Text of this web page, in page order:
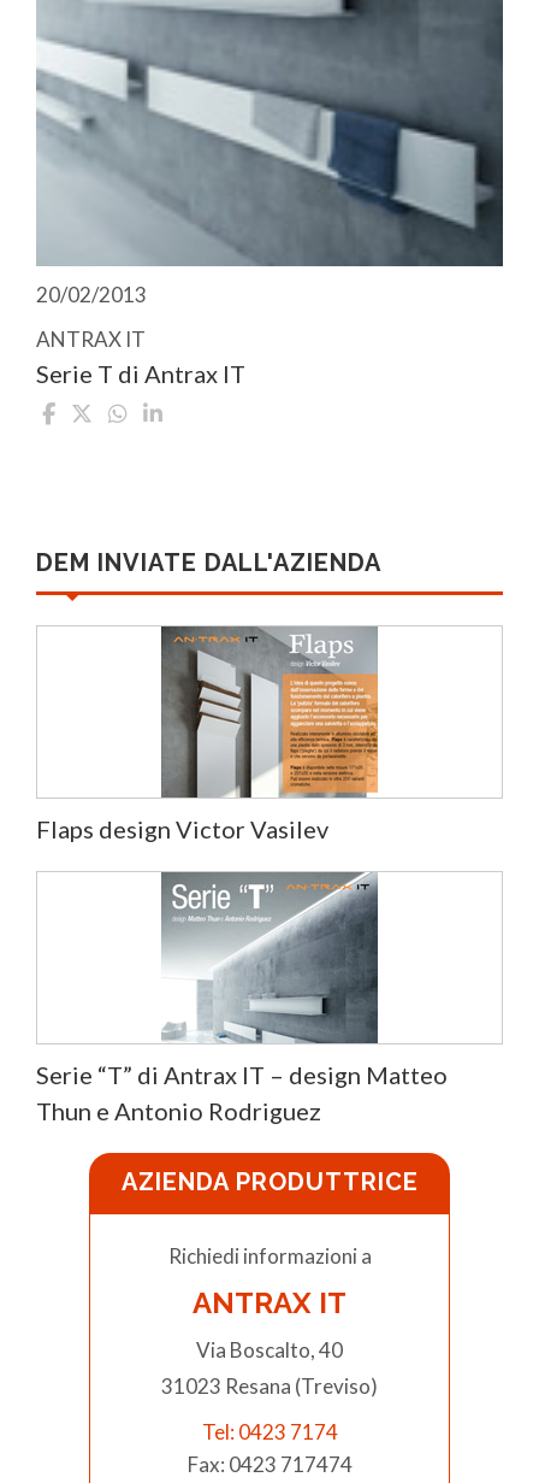
20/02/2013
ANTRAX IT
Serie T di Antrax IT
DEM INVIATE DALL'AZIENDA
Flaps design Victor Vasilev
Serie “T” di Antrax IT – design Matteo
Thun e Antonio Rodriguez
AZIENDA PRODUTTRICE
Richiedi informazioni a
ANTRAX IT
Via Boscalto, 40
31023 Resana (Treviso)
Tel: 0423 7174
Fax: 0423 717474